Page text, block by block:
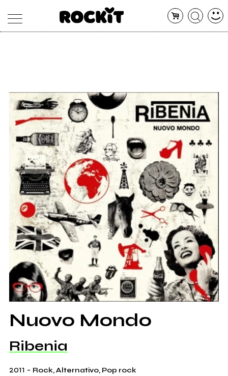
ARTISTI
CONCERTI
SHOP
RADIO
Nuovo Mondo
Ribenia
2011 - Rock, Alternativo, Pop rock